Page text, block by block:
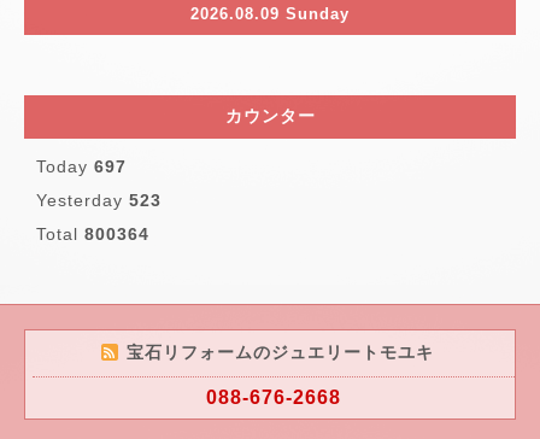
2026.08.09 Sunday
カウンター
Today 697
Yesterday 523
Total 800364
宝石リフォームのジュエリートモユキ
088-676-2668